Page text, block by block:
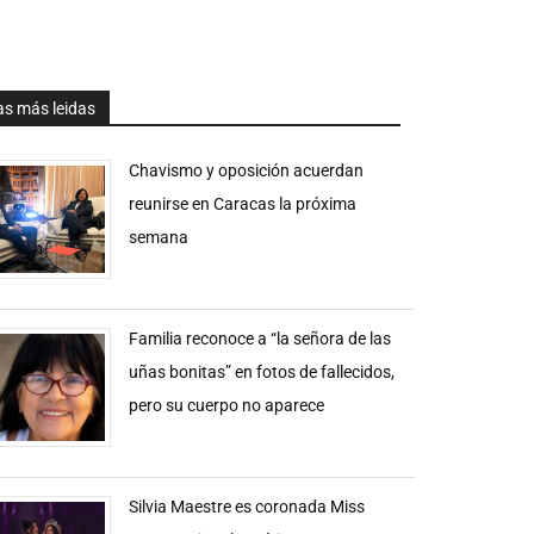
más leidas
Chavismo y oposición acuerdan
reunirse en Caracas la próxima
semana
Familia reconoce a “la señora de las
uñas bonitas” en fotos de fallecidos,
pero su cuerpo no aparece
Silvia Maestre es coronada Miss